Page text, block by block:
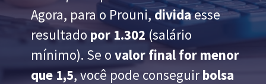
Agora, para o Prouni,dividaesse
resultado por 1.302 (salário
mínimo). Se ovalor final for menor
que 1,5, você pode conseguir bolsa